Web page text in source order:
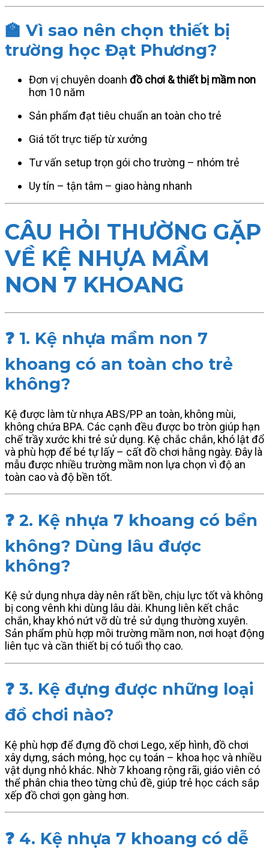
🏫 Vì sao nên chọn thiết bị
trường học Đạt Phương?
Đơn vị chuyên doanh đồ chơi & thiết bị mầm non
hơn 10 năm
Sản phẩm đạt tiêu chuẩn an toàn cho trẻ
Giá tốt trực tiếp từ xưởng
Tư vấn setup trọn gói cho trường – nhóm trẻ
Uy tín – tận tâm – giao hàng nhanh
CÂU HỎI THƯỜNG GẶP
VỀ KỆ NHỰA MẦM
NON 7 KHOANG
❓ 1. Kệ nhựa mầm non 7
khoang có an toàn cho trẻ
không?
Kệ được làm từ nhựa ABS/PP an toàn, không mùi,
không chứa BPA. Các cạnh đều được bo tròn giúp hạn
chế trầy xước khi trẻ sử dụng. Kệ chắc chắn, khó lật đổ
và phù hợp để bé tự lấy – cất đồ chơi hằng ngày. Đây là
mẫu được nhiều trường mầm non lựa chọn vì độ an
toàn cao và độ bền tốt.
❓ 2. Kệ nhựa 7 khoang có bền
không? Dùng lâu được
không?
Kệ sử dụng nhựa dày nên rất bền, chịu lực tốt và không
bị cong vênh khi dùng lâu dài. Khung liên kết chắc
chắn, khay khó nứt vỡ dù trẻ sử dụng thường xuyên.
Sản phẩm phù hợp môi trường mầm non, nơi hoạt động
liên tục và cần thiết bị có tuổi thọ cao.
❓ 3. Kệ đựng được những loại
đồ chơi nào?
Kệ phù hợp để đựng đồ chơi Lego, xếp hình, đồ chơi
xây dựng, sách mỏng, học cụ toán – khoa học và nhiều
vật dụng nhỏ khác. Nhờ 7 khoang rộng rãi, giáo viên có
thể phân chia theo từng chủ đề, giúp trẻ học cách sắp
xếp đồ chơi gọn gàng hơn.
❓ 4. Kệ nhựa 7 khoang có dễ